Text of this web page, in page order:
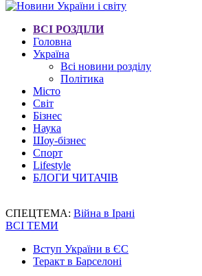
ВСІ РОЗДІЛИ
Головна
Україна
Всі новини розділу
Політика
Місто
Світ
Бізнес
Наука
Шоу-бізнес
Спорт
Lifestyle
БЛОГИ ЧИТАЧІВ
СПЕЦТЕМА: Війна в Ірані
ВСІ ТЕМИ
Вступ України в ЄС
Теракт в Барселоні